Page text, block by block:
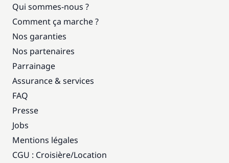
Qui sommes-nous ?
Comment ça marche ?
Nos garanties
Nos partenaires
Parrainage
Assurance & services
FAQ
Presse
Jobs
Mentions légales
CGU : Croisière/Location